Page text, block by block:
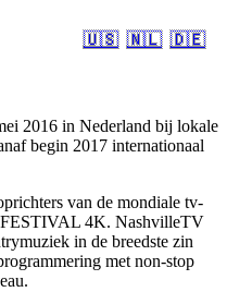
🇺🇸 🇳🇱 🇩🇪
2016 in Nederland bij lokale
begin 2017 internationaal
van de mondiale tv-
4K. NashvilleTV
in de breedste zin
met non-stop